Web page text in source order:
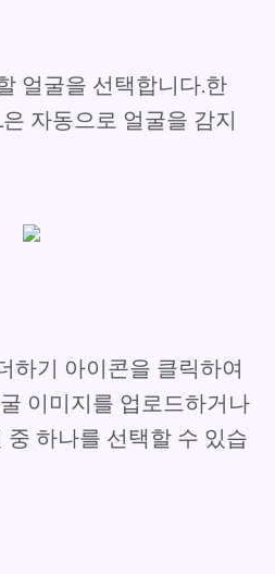
얼굴을 선택합니다.한
자동으로 얼굴을 감지
하기 아이콘을 클릭하여
이미지를 업로드하거나
하나를 선택할 수 있습